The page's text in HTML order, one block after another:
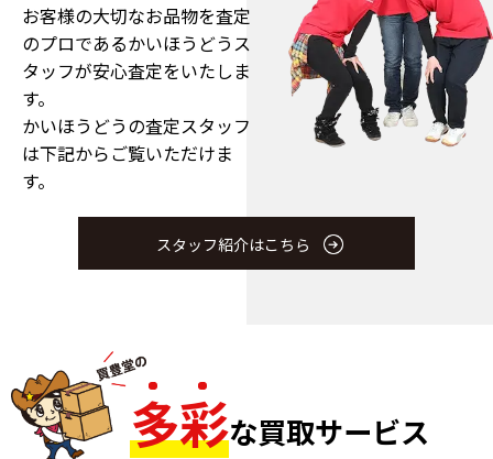
お客様の大切なお品物を査定
のプロであるかいほうどうス
タッフが安心査定をいたしま
す。
かいほうどうの査定スタッフ
は下記からご覧いただけま
す。
スタッフ紹介はこちら
多彩な買取サービス